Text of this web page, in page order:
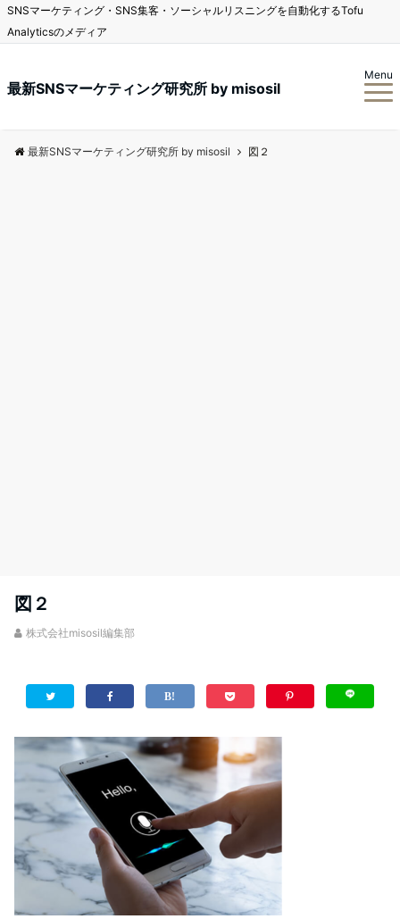
SNSマーケティング・SNS集客・ソーシャルリスニングを自動化するTofu
Analyticsのメディア
最新SNSマーケティング研究所 by misosil
Menu
最新SNSマーケティング研究所 by misosil 図２
図２
株式会社misosil編集部